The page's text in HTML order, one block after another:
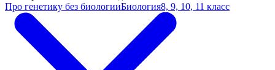
Про генетику без биологииБиология8, 9, 10, 11 класс